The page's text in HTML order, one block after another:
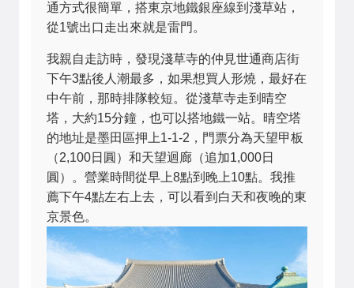
通方式很簡單，搭東京地鐵銀座線到淺草站，
從1號出口走出來就是雷門。
我親自走訪時，發現淺草寺的仲見世通商店街
下午3點後人潮最多，如果想買人形燒，最好在
中午前，那時排隊較短。從淺草寺走到晴空
塔，大約15分鐘，也可以搭地鐵一站。晴空塔
的地址是墨田區押上1-1-2，門票分為天望甲板
（2,100日圓）和天望迴廊（追加1,000日
圓）。營業時間從早上8點到晚上10點。我推
薦下午4點左右上去，可以看到白天和夜晚的東
京景色。